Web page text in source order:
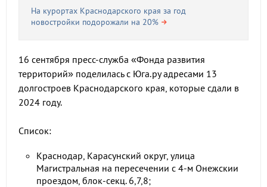
На курортах Краснодарского края за год
новостройки подорожали на 20%
16 сентября пресс-служба «Фонда развития
территорий» поделилась с Юга.ру адресами 13
долгостроев Краснодарского края, которые сдали в
2024 году.
Список:
Краснодар, Карасунский округ, улица
Магистральная на пересечении с 4-м Онежскии
проездом, блок-секц. 6,7,8;